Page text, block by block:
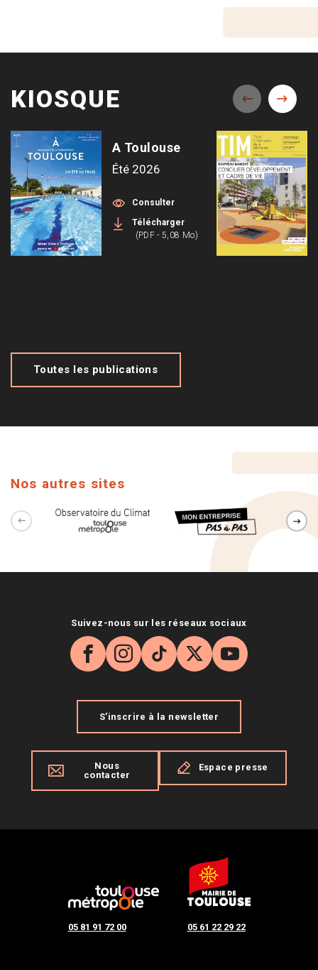
KIOSQUE
A Toulouse
Été 2026
Consulter
Télécharger
(PDF - 5,08 Mo)
Toutes les publications
Nos autres sites
05 81 91 72 00 05 61 22 29 22
Suivez-nous sur les réseaux sociaux
Facebook
Instagram
TikTok
X YouTube
S'inscrire à la newsletter
Nous
contacter
Espace presse